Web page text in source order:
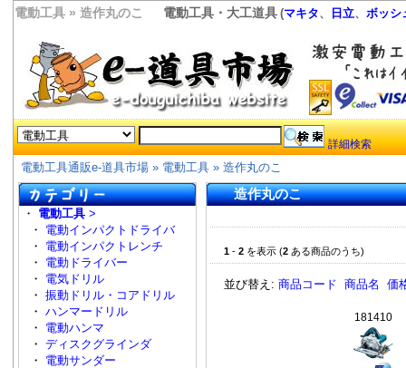
電動工具 » 造作丸のこ 電動工具・大工道具 (マキタ、 日立、 ボッシ
詳細検索
電動工具通販e-道具市場 » 電動工具 » 造作丸のこ
・ 電動工具 >
・ 電動インパクトドライバ
・ 電動インパクトレンチ
・ 電動ドライバー
・ 電気ドリル
・ 振動ドリル・コアドリル
・ ハンマードリル
・ 電動ハンマ
・ ディスクグラインダ
・ 電動サンダー
造作丸のこ
1 - 2 を表示 (2 ある商品のうち)
並び替え: 商品コード 商品名 価
181410